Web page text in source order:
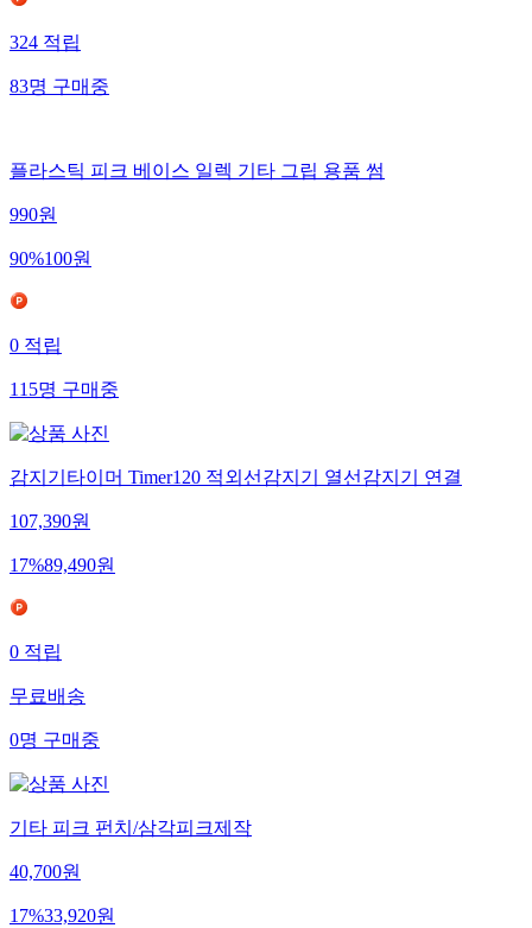
324 적립
83명 구매중
플라스틱 피크 베이스 일렉 기타 그립 용품 썸
990원
90%100원
0 적립
115명 구매중
감지기타이머 Timer120 적외선감지기 열선감지기 연결
107,390원
17%89,490원
0 적립
무료배송
0명 구매중
기타 피크 펀치/삼각피크제작
40,700원
17%33,920원